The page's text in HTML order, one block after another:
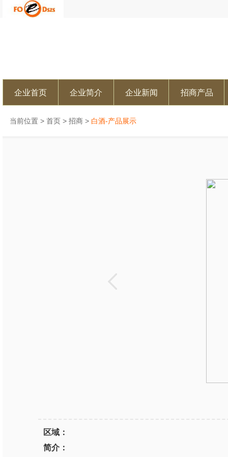
企业首页 企业简介 企业新闻 招商产品
当前位置 > 首页 > 招商 > 白酒-产品展示
区域：
简介：